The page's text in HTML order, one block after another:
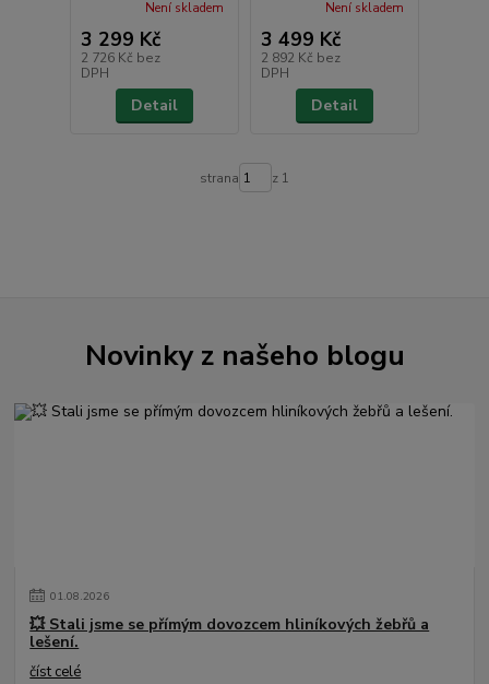
3 299 Kč
2 726 Kč bez
DPH
Není skladem
Detail
3 499 Kč
2 892 Kč bez
DPH
Není skladem
Detail
strana z 1
Novinky z našeho blogu
01.08.2026
💥 Stali jsme se přímým dovozcem hliníkových žebřů a
lešení.
číst celé